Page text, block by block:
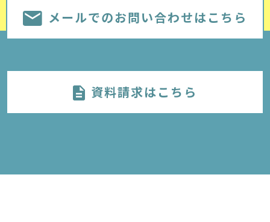
メールでのお問い合わせはこちら
資料請求はこちら